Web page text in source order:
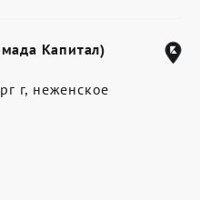
Капитал)
г, неженское